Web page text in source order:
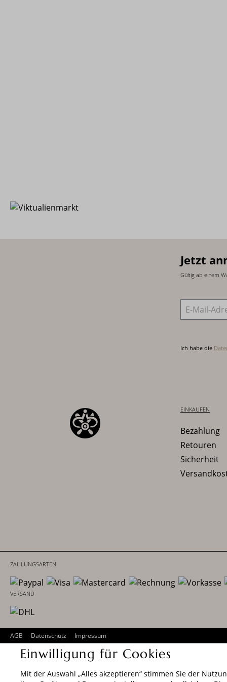
Jetzt
Gültig ab einem
E-Mail-
Ich habe die
EINKAUFEN
Bezahlung
Retouren
Sicherheit
ZAHLUNGSARTEN
FOLGEN SIE UNS
AGB Datenschutz Impressum
Einwilligung für Cookies
Mit der Auswahl „Alles akzeptieren“ stimmen Sie der